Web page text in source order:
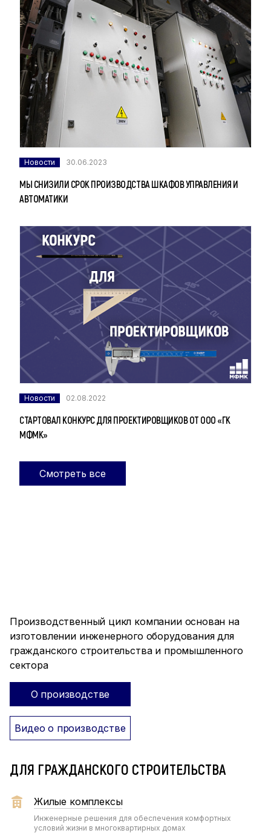
Новости 30.06.2023
МЫ СНИЗИЛИ СРОК ПРОИЗВОДСТВА ШКАФОВ УПРАВЛЕНИЯ И
АВТОМАТИКИ
Новости 02.08.2022
СТАРТОВАЛ КОНКУРС ДЛЯ ПРОЕКТИРОВЩИКОВ ОТ ООО «ГК
МФМК»
Смотреть все
Производственный цикл компании основан на
изготовлении инженерного оборудования для
гражданского строительства и промышленного
сектора
О производстве
Видео о производстве
ДЛЯ ГРАЖДАНСКОГО СТРОИТЕЛЬСТВА
Жилые комплексы
Инженерные решения для обеспечения комфортных
условий жизни в многоквартирных домах